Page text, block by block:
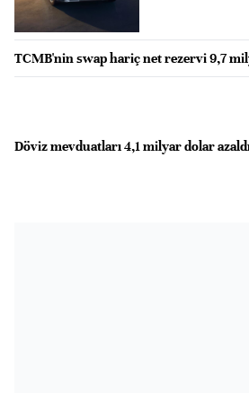
TCMB'nin swap hariç net rezervi 9,7
Döviz mevduatları 4,1 milyar dolar